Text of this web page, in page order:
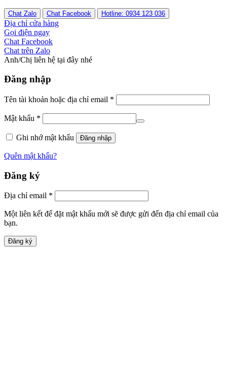
Chat Zalo Chat Facebook Hotline: 0934 123 036
Địa chỉ cửa hàng
Gọi điện ngay
Chat Facebook
Chat trên Zalo
Anh/Chị liên hệ tại đây nhé
Đăng nhập
Tên tài khoản hoặc địa chỉ email *
Mật khẩu *
Ghi nhớ mật khẩu Đăng nhập
Quên mật khẩu?
Đăng ký
Địa chỉ email *
Một liên kết để đặt mật khẩu mới sẽ được gửi đến địa chỉ email của
bạn.
Đăng ký